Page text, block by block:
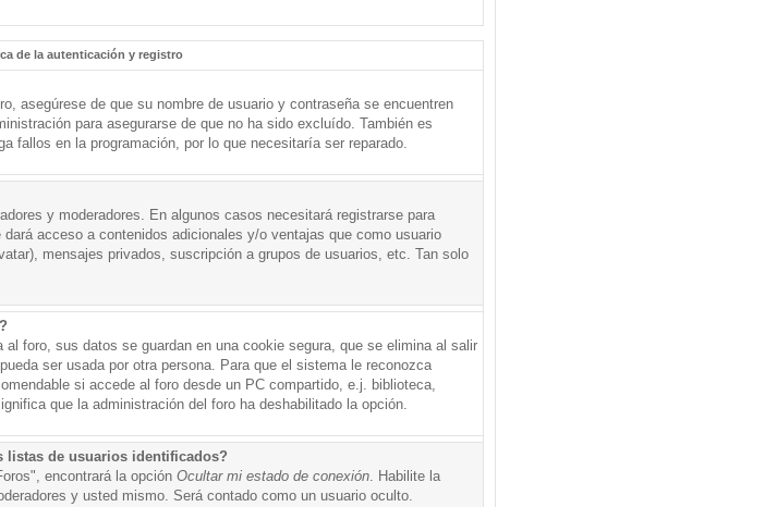
de la autenticación y registro
asegúrese de que su nombre de usuario y contraseña se encuentren
para asegurarse de que no ha sido excluído. También es
fallos en la programación, por lo que necesitaría ser reparado.
y moderadores. En algunos casos necesitará registrarse para
acceso a contenidos adicionales y/o ventajas que como usuario
mensajes privados, suscripción a grupos de usuarios, etc. Tan solo
foro, sus datos se guardan en una cookie segura, que se elimina al salir
ser usada por otra persona. Para que el sistema le reconozca
si accede al foro desde un PC compartido, e.j. biblioteca,
que la administración del foro ha deshabilitado la opción.
listas de usuarios identificados?
encontrará la opción Ocultar mi estado de conexión. Habilite la
y usted mismo. Será contado como un usuario oculto.